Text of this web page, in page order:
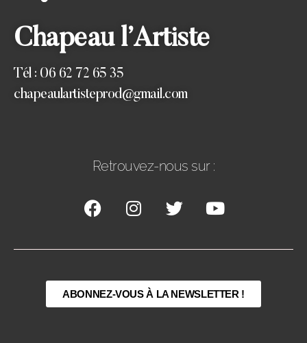
Chapeau l’Artiste
Tél : 06 62 72 65 35
chapeaulartisteprod@gmail.com
Retrouvez-nous sur :
ABONNEZ-VOUS À LA NEWSLETTER !